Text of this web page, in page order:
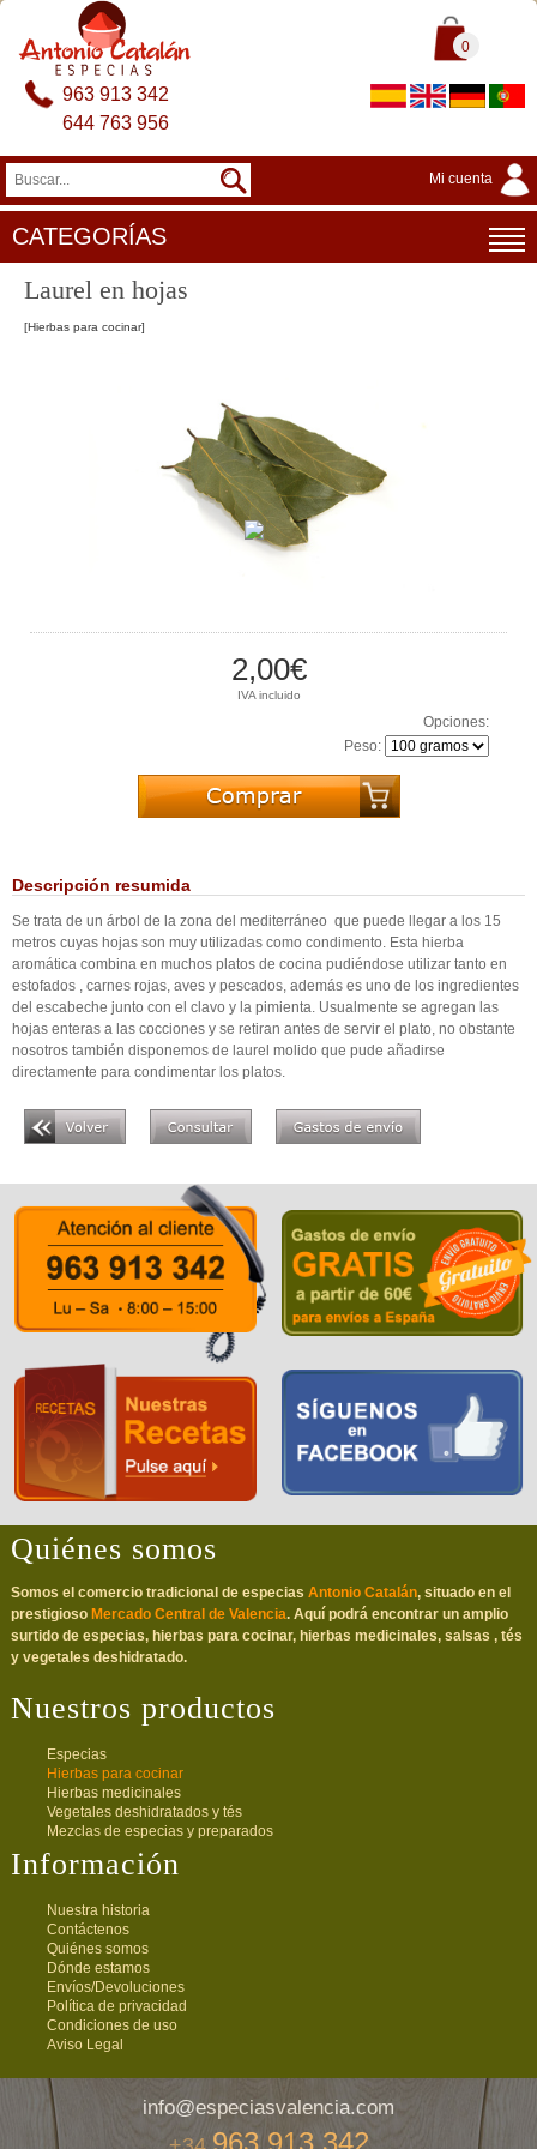
0
963 913 342
644 763 956
Mi cuenta
CATEGORÍAS
Laurel en hojas
[Hierbas para cocinar]
2,00€
IVA incluido
Opciones:
Peso:
Descripción resumida
Se trata de un árbol de la zona del mediterráneo que puede llegar a los 15
metros cuyas hojas son muy utilizadas como condimento. Esta hierba
aromática combina en muchos platos de cocina pudiéndose utilizar tanto en
estofados , carnes rojas, aves y pescados, además es uno de los ingredientes
del escabeche junto con el clavo y la pimienta. Usualmente se agregan las
hojas enteras a las cocciones y se retiran antes de servir el plato, no obstante
nosotros también disponemos de laurel molido que pude añadirse
directamente para condimentar los platos.
Quiénes somos
Somos el comercio tradicional de especias Antonio Catalán, situado en el
prestigioso Mercado Central de Valencia. Aquí podrá encontrar un amplio
surtido de especias, hierbas para cocinar, hierbas medicinales, salsas , tés
y vegetales deshidratado.
Nuestros productos
Especias
Hierbas para cocinar
Hierbas medicinales
Vegetales deshidratados y tés
Mezclas de especias y preparados
Información
Nuestra historia
Contáctenos
Quiénes somos
Dónde estamos
Envíos/Devoluciones
Política de privacidad
Condiciones de uso
Aviso Legal
info@especiasvalencia.com
963 913 342